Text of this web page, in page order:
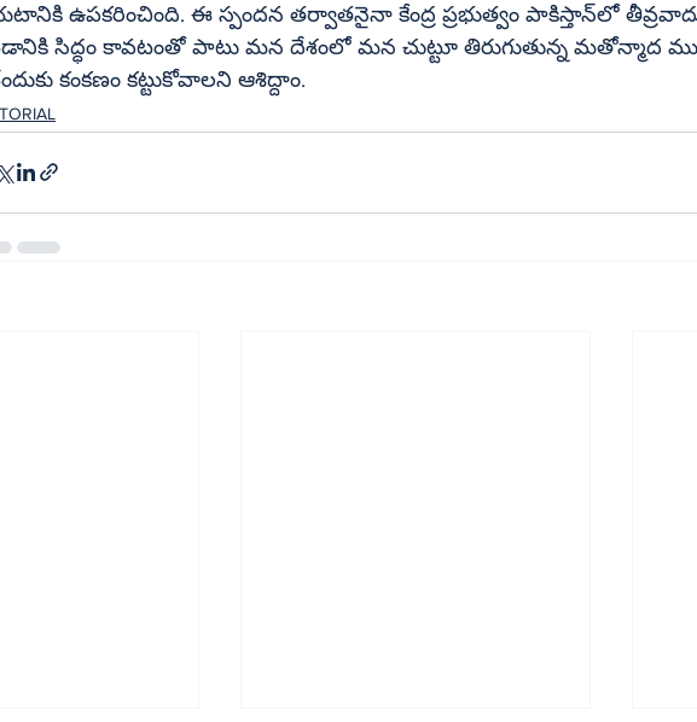
ఉపకరించింది. ఈ స్పందన తర్వాతనైనా కేంద్ర ప్రభుత్వం పాకిస్తాన్‌లో తీవ్రవాదుల భరతం
సిద్ధం కావటంతో పాటు మన దేశంలో మన చుట్టూ తిరుగుతున్న మతోన్మాద
కంకణం కట్టుకోవాలని ఆశిద్దాం.